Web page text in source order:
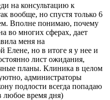
на консультацию к
вообще, но спустя только 6
Вполне понимаю, почему
во многих сферах, дает
меня на
Елене, но в итоге я у нее и
лист ожидания,
планы. Клиника в целом
администраторы
подлости всегда попадаю
любое время дня)